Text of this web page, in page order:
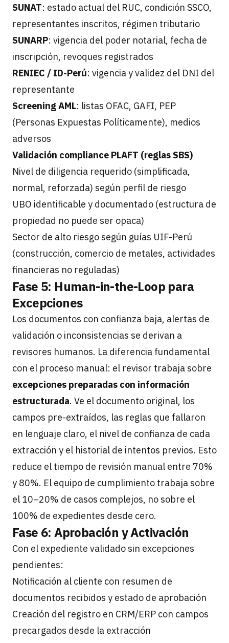
SUNAT: estado actual del RUC, condición SSCO,
representantes inscritos, régimen tributario
SUNARP: vigencia del poder notarial, fecha de
inscripción, revoques registrados
RENIEC / ID-Perú: vigencia y validez del DNI del
representante
Screening AML: listas OFAC, GAFI, PEP
(Personas Expuestas Políticamente), medios
adversos
Validación compliance PLAFT (reglas SBS)
Nivel de diligencia requerido (simplificada,
normal, reforzada) según perfil de riesgo
UBO identificable y documentado (estructura de
propiedad no puede ser opaca)
Sector de alto riesgo según guías UIF-Perú
(construcción, comercio de metales, actividades
financieras no reguladas)
Fase 5: Human-in-the-Loop para
Excepciones
Los documentos con confianza baja, alertas de
validación o inconsistencias se derivan a
revisores humanos. La diferencia fundamental
con el proceso manual: el revisor trabaja sobre
excepciones preparadas con información
estructurada. Ve el documento original, los
campos pre-extraídos, las reglas que fallaron
en lenguaje claro, el nivel de confianza de cada
extracción y el historial de intentos previos. Esto
reduce el tiempo de revisión manual entre 70%
y 80%. El equipo de cumplimiento trabaja sobre
el 10–20% de casos complejos, no sobre el
100% de expedientes desde cero.
Fase 6: Aprobación y Activación
Con el expediente validado sin excepciones
pendientes:
Notificación al cliente con resumen de
documentos recibidos y estado de aprobación
Creación del registro en CRM/ERP con campos
precargados desde la extracción